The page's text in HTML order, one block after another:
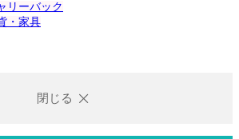
リーバック
・家具
閉じる